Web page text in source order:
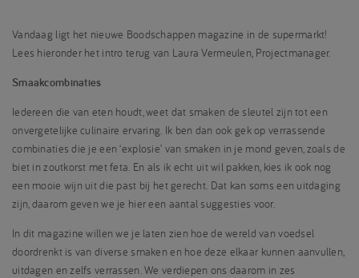
Vandaag ligt het nieuwe Boodschappen magazine in de supermarkt!
Lees hieronder het intro terug van Laura Vermeulen, Projectmanager.
Smaakcombinaties
Iedereen die van eten houdt, weet dat smaken de sleutel zijn tot een
onvergetelijke culinaire ervaring. Ik ben dan ook gek op verrassende
combinaties die je een ‘explosie’ van smaken in je mond geven, zoals de
biet in zoutkorst met feta. En als ik echt uit wil pakken, kies ik ook nog
een mooie wijn uit die past bij het gerecht. Dat kan soms een uitdaging
zijn, daarom geven we je hier een aantal suggesties voor.
In dit magazine willen we je laten zien hoe de wereld van voedsel
doordrenkt is van diverse smaken en hoe deze elkaar kunnen aanvullen,
uitdagen en zelfs verrassen. We verdiepen ons daarom in zes